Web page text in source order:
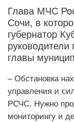
Глава МЧС
Сочи, в
губернатор
главы
– Обстановка
управления и
РСЧС. Нужно
мониторингу и